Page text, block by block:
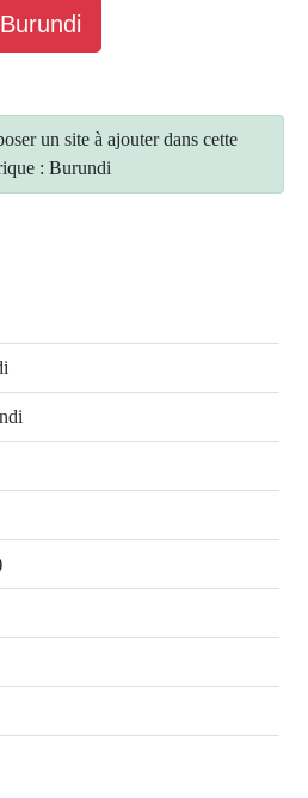
Burundi
un site à ajouter dans cette
: Burundi